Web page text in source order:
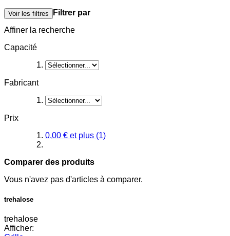
Voir les filtres
Filtrer par
Affiner la recherche
Capacité
Fabricant
Prix
0,00 € et plus (1)
Comparer des produits
Vous n'avez pas d'articles à comparer.
trehalose
trehalose
Afficher: